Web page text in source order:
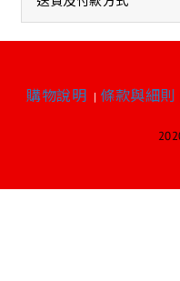
購物說明 | 條款與細則